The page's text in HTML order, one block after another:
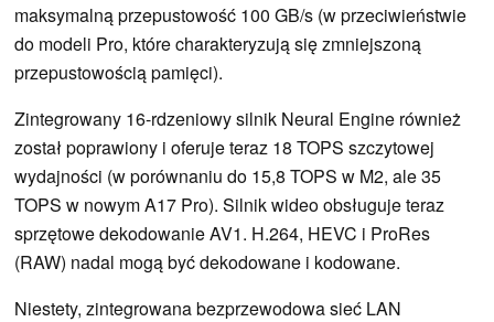
maksymalną przepustowość 100 GB/s (w przeciwieństwie
do modeli Pro, które charakteryzują się zmniejszoną
przepustowością pamięci).
Zintegrowany 16-rdzeniowy silnik Neural Engine również
został poprawiony i oferuje teraz 18 TOPS szczytowej
wydajności (w porównaniu do 15,8 TOPS w M2, ale 35
TOPS w nowym A17 Pro). Silnik wideo obsługuje teraz
sprzętowe dekodowanie AV1. H.264, HEVC i ProRes
(RAW) nadal mogą być dekodowane i kodowane.
Niestety, zintegrowana bezprzewodowa sieć LAN